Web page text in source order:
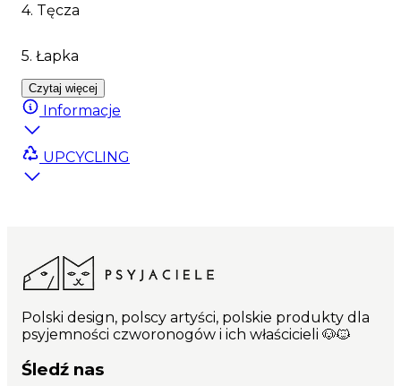
4. Tęcza
5. Łapka
Czytaj więcej
Informacje
UPCYCLING
Polski design, polscy artyści, polskie produkty dla
psyjemności czworonogów i ich właścicieli 🐶🐱
Śledź nas